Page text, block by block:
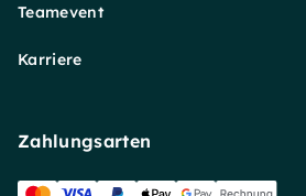
Teamevent
Karriere
Zahlungsarten